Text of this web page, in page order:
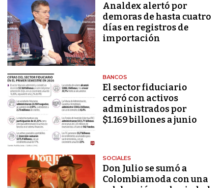
Analdex alertó por
demoras de hasta cuatro
días en registros de
importación
BANCOS
El sector fiduciario
cerró con activos
administrados por
$1.169 billones a junio
SOCIALES
Don Julio se sumó a
Colombiamoda con una